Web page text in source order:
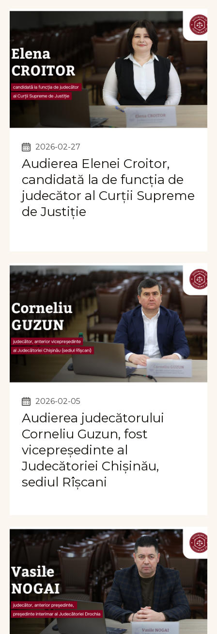
2026-02-27
Audierea Elenei Croitor,
candidată la de funcția de
judecător al Curții Supreme
de Justiție
2026-02-05
Audierea judecătorului
Corneliu Guzun, fost
vicepreședinte al
Judecătoriei Chișinău,
sediul Rîșcani